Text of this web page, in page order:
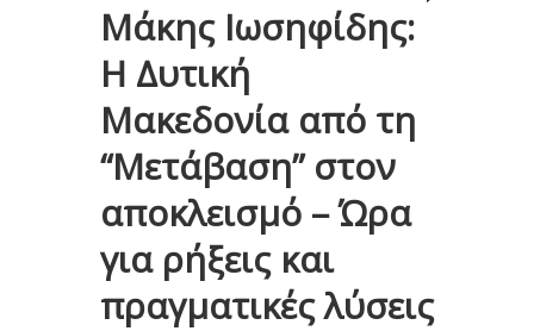
Μάκης Ιωσηφίδης:
Η Δυτική
Μακεδονία από τη
“Μετάβαση” στον
αποκλεισμό – Ώρα
για ρήξεις και
πραγματικές λύσεις